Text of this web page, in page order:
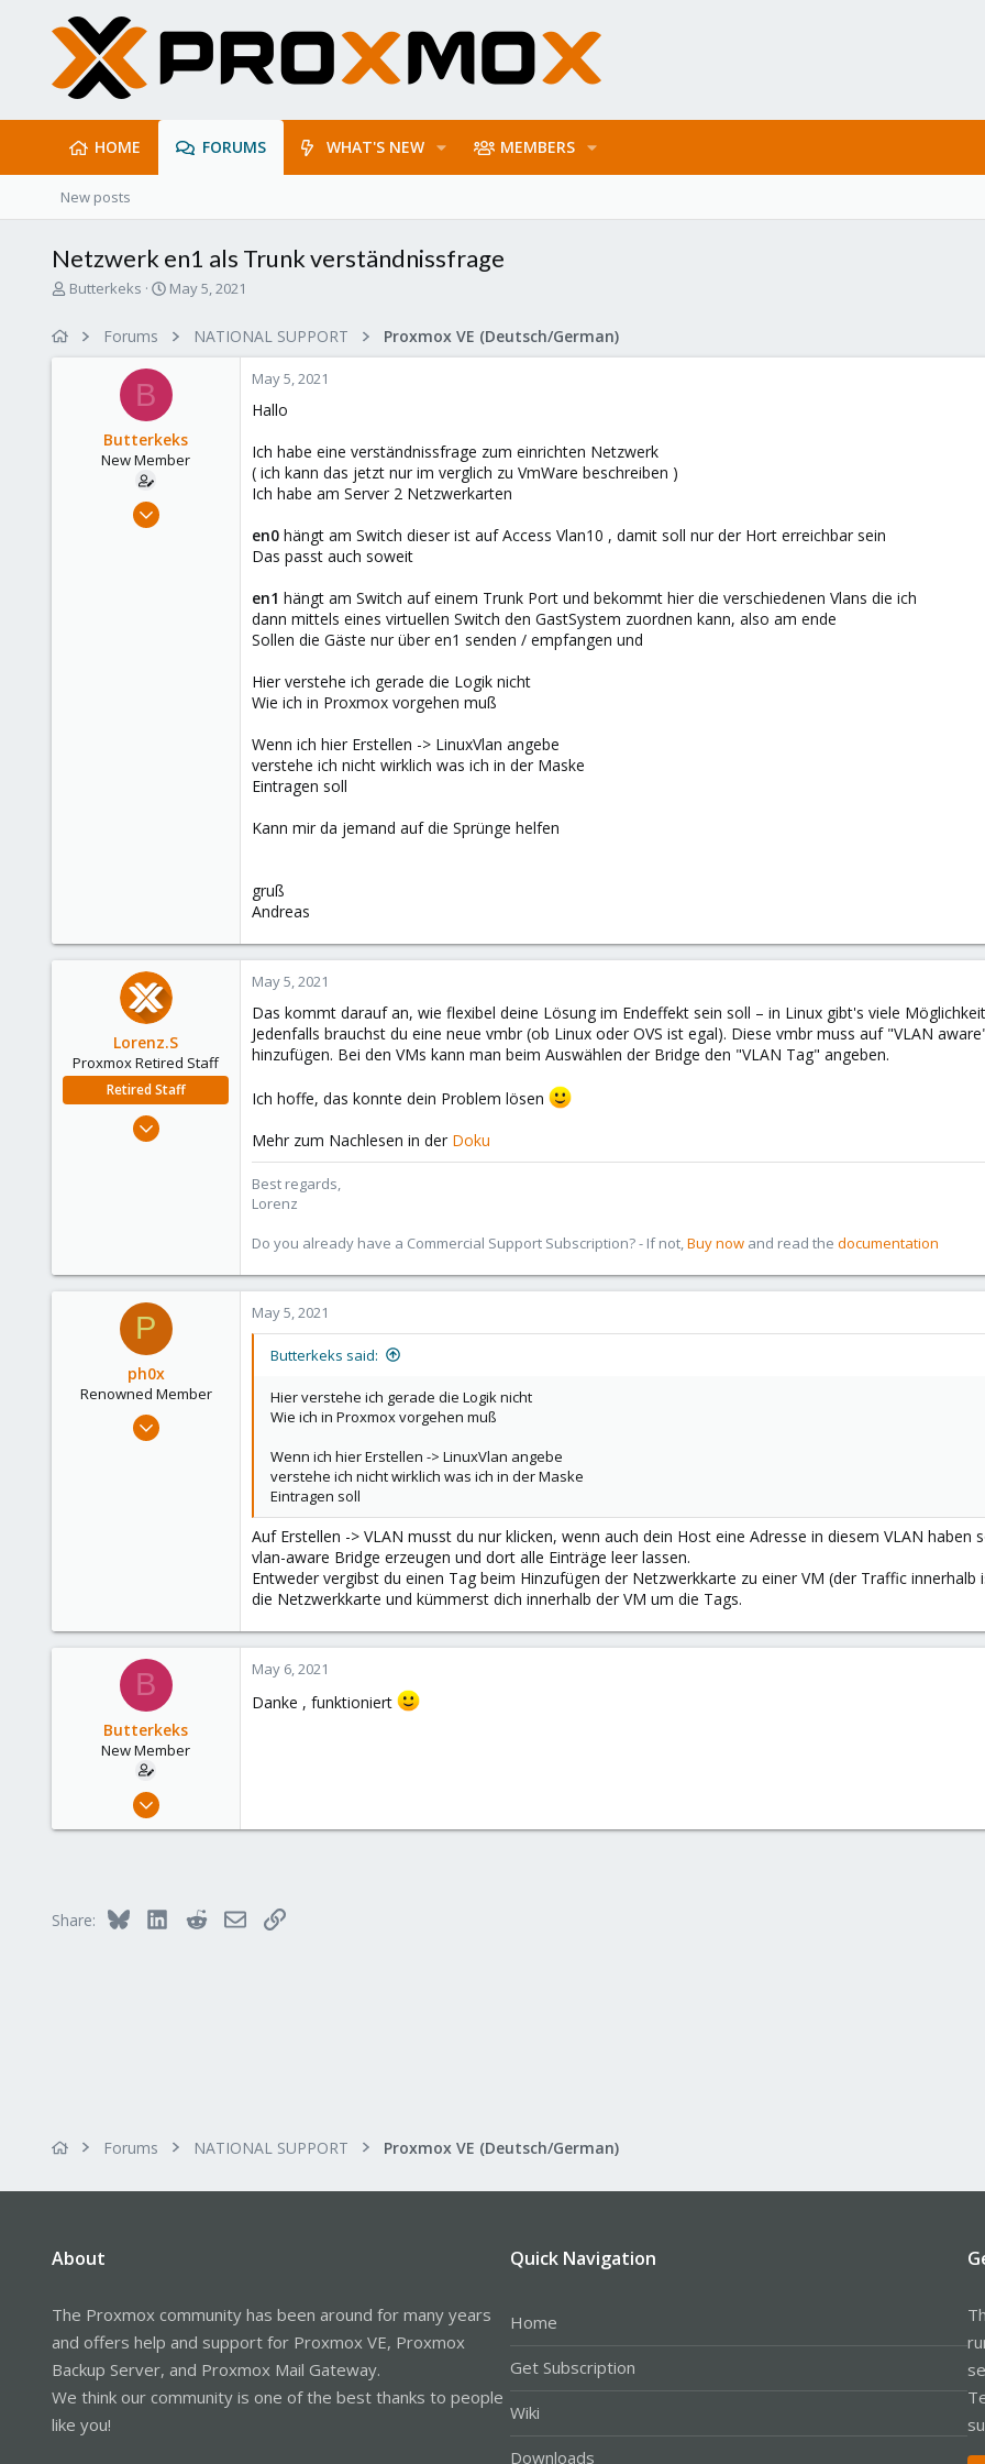
HOME FORUMS WHAT'S NEW MEMBERS
New posts
Netzwerk en1 als Trunk verständnissfrage
T
Butterkeks
S
r
d
a
e
May 5, 2021
Forums NATIONAL SUPPORT Proxmox VE (Deutsch/German)
B
Butterkeks
New Member
May 5, 2021
May 5, 2021
Hallo
Ich habe eine verständnissfrage zum einrichten Netzwerk
( ich kann das jetzt nur im verglich zu VmWare beschreiben )
Ich habe am Server 2 Netzwerkarten
en0 hängt am Switch dieser ist auf Access Vlan10 , damit soll nur der Hort erreichbar sein
Das passt auch soweit
en1 hängt am Switch auf einem Trunk Port und bekommt hier die verschiedenen Vlans die ich
dann mittels eines virtuellen Switch den GastSystem zuordnen kann, also am ende
Sollen die Gäste nur über en1 senden / empfangen und
Hier verstehe ich gerade die Logik nicht
Wie ich in Proxmox vorgehen muß
Wenn ich hier Erstellen -> LinuxVlan angebe
verstehe ich nicht wirklich was ich in der Maske
Eintragen soll
Kann mir da jemand auf die Sprünge helfen
gruß
Andreas
Lorenz.S
Proxmox Retired Staff
Retired Staff
Apr 12, 2021
May 5, 2021
Das kommt darauf an, wie flexibel deine Lösung im Endeffekt sein soll – in Linux gibt's viele
Jedenfalls brauchst du eine neue vmbr (ob Linux oder OVS ist egal). Diese vmbr muss auf "VLAN
hinzufügen. Bei den VMs kann man beim Auswählen der Bridge den "VLAN Tag" angeben.
Ich hoffe, das konnte dein Problem lösen
Mehr zum Nachlesen in der Doku
Best regards,
Lorenz
Do you already have a Commercial Support Subscription? - If not, Buy now and read the documentation
P
ph0x
Renowned Member
May 5, 2021
Butterkeks said:
Hier verstehe ich gerade die Logik nicht
Wie ich in Proxmox vorgehen muß
Wenn ich hier Erstellen -> LinuxVlan angebe
verstehe ich nicht wirklich was ich in der Maske
Eintragen soll
Auf Erstellen -> VLAN musst du nur klicken, wenn auch dein Host eine Adresse in diesem VLAN haben
vlan-aware Bridge erzeugen und dort alle Einträge leer lassen.
Entweder vergibst du einen Tag beim Hinzufügen der Netzwerkkarte zu einer VM (der Traffic
die Netzwerkkarte und kümmerst dich innerhalb der VM um die Tags.
B
Butterkeks
New Member
May 5, 2021
NRW
May 6, 2021
Danke , funktioniert
Share: Bluesky LinkedInRedditEmailLink
Forums NATIONAL SUPPORT Proxmox VE (Deutsch/German)
About
The Proxmox community has been around for many years
and offers help and support for Proxmox VE, Proxmox
Backup Server, and Proxmox Mail Gateway.
We think our community is one of the best thanks to people
like you!
Quick Navigation
Home
Get Subscription
Wiki
Downloads